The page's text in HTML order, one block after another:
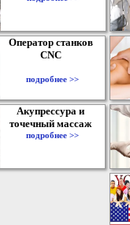
Оператор станков
CNC
подробнее >>
Акупрессура и
точечный массаж
подробнее >>